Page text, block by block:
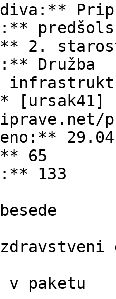
2.
Družba
[ursak41]
65
133
v paketu